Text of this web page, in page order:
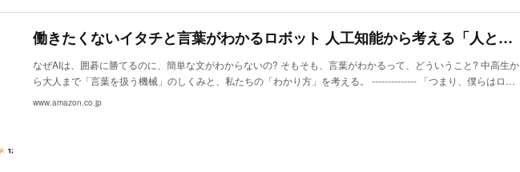
働きたくないイタチと言葉がわかるロボット 人工知能から考える「人と言葉」
なぜAIは、囲碁に勝てるのに、簡単な文がわからないの? そもそも、言葉がわかるって、どういうこと? 中高生か
ら大人まで「言葉を扱う機械」のしくみと、私たちの「わかり方」を考える。 -------------- 「つまり、僕らはロ…
www.amazon.co.jp